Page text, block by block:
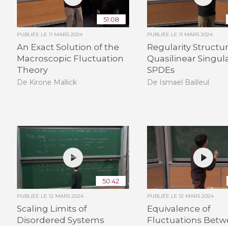
51:08
PUBLIÉE LE 11 MARS 2024
An Exact Solution of the
Macroscopic Fluctuation
Theory
De Kirone Mallick
PUBLIÉE LE11 MARS 2024
Regularity
Quasilinear
SPDEs
De Ismael Bailleul
50:42
PUBLIÉE LE 12 MARS 2024
Scaling Limits of
Disordered Systems
PUBLIÉE LE12 MARS 2024
Equivalence of
Fluctuations